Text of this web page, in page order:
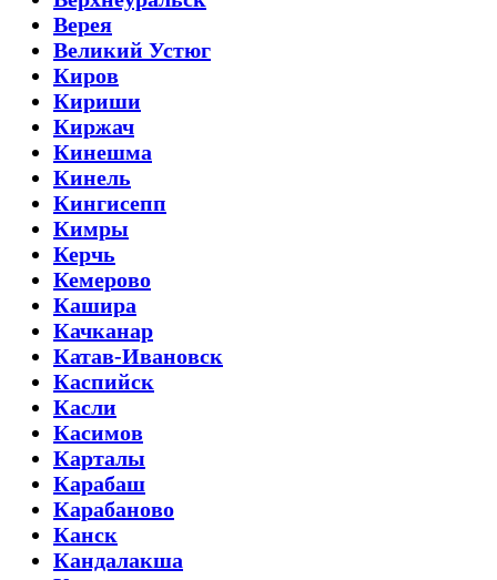
Верея
Великий Устюг
Киров
Кириши
Киржач
Кинешма
Кинель
Кингисепп
Кимры
Керчь
Кемерово
Кашира
Качканар
Катав-Ивановск
Каспийск
Касли
Касимов
Карталы
Карабаш
Карабаново
Канск
Кандалакша